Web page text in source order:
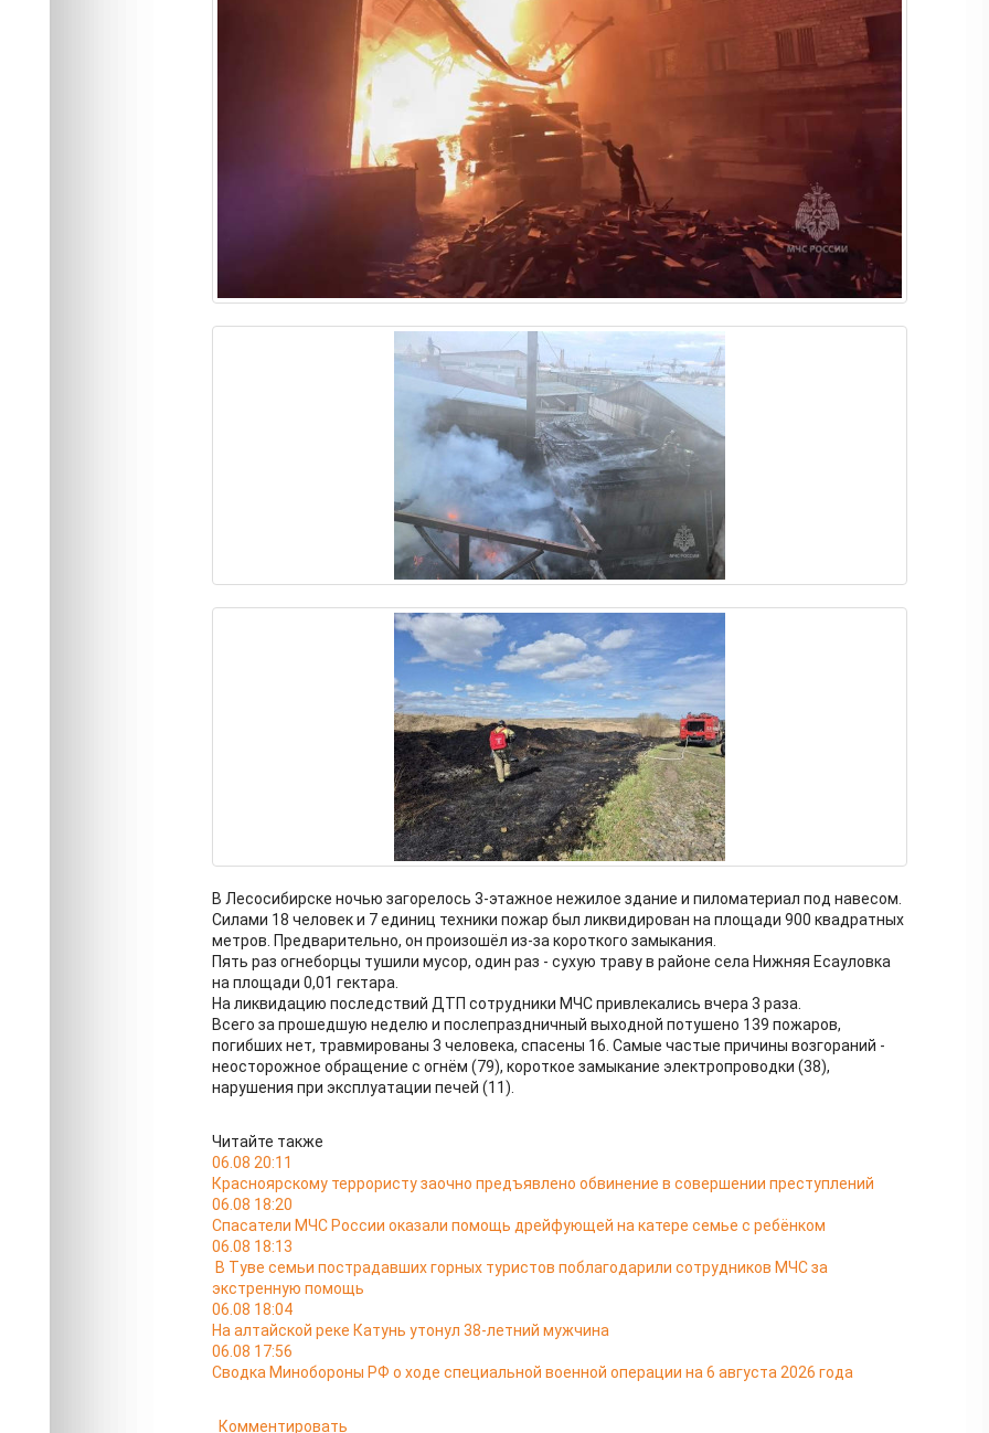
В Лесосибирске ночью загорелось 3-этажное нежилое здание и пиломатериал под навесом.
Силами 18 человек и 7 единиц техники пожар был ликвидирован на площади 900 квадратных
метров. Предварительно, он произошёл из-за короткого замыкания.
Пять раз огнеборцы тушили мусор, один раз - сухую траву в районе села Нижняя Есауловка
на площади 0,01 гектара.
На ликвидацию последствий ДТП сотрудники МЧС привлекались вчера 3 раза.
Всего за прошедшую неделю и послепраздничный выходной потушено 139 пожаров,
погибших нет, травмированы 3 человека, спасены 16. Самые частые причины возгораний -
неосторожное обращение с огнём (79), короткое замыкание электропроводки (38),
нарушения при эксплуатации печей (11).
Читайте также
06.08 20:11
Красноярскому террористу заочно предъявлено обвинение в совершении преступлений
06.08 18:20
Спасатели МЧС России оказали помощь дрейфующей на катере семье с ребёнком
06.08 18:13
В Туве семьи пострадавших горных туристов поблагодарили сотрудников МЧС за
экстренную помощь
06.08 18:04
На алтайской реке Катунь утонул 38-летний мужчина
06.08 17:56
Сводка Минобороны РФ о ходе специальной военной операции на 6 августа 2026 года
Комментировать